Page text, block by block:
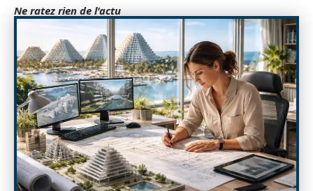
Ne ratez rien de l'actu